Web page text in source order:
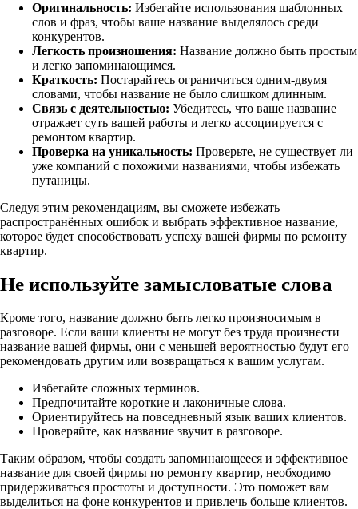
Оригинальность: Избегайте использования шаблонных
слов и фраз, чтобы ваше название выделялось среди
конкурентов.
Легкость произношения: Название должно быть простым
и легко запоминающимся.
Краткость: Постарайтесь ограничиться одним-двумя
словами, чтобы название не было слишком длинным.
Связь с деятельностью: Убедитесь, что ваше название
отражает суть вашей работы и легко ассоциируется с
ремонтом квартир.
Проверка на уникальность: Проверьте, не существует ли
уже компаний с похожими названиями, чтобы избежать
путаницы.
Следуя этим рекомендациям, вы сможете избежать
распространённых ошибок и выбрать эффективное название,
которое будет способствовать успеху вашей фирмы по ремонту
квартир.
Не используйте замысловатые слова
Кроме того, название должно быть легко произносимым в
разговоре. Если ваши клиенты не могут без труда произнести
название вашей фирмы, они с меньшей вероятностью будут его
рекомендовать другим или возвращаться к вашим услугам.
Избегайте сложных терминов.
Предпочитайте короткие и лаконичные слова.
Ориентируйтесь на повседневный язык ваших клиентов.
Проверяйте, как название звучит в разговоре.
Таким образом, чтобы создать запоминающееся и эффективное
название для своей фирмы по ремонту квартир, необходимо
придерживаться простоты и доступности. Это поможет вам
выделиться на фоне конкурентов и привлечь больше клиентов.